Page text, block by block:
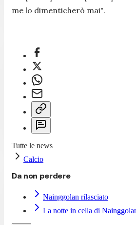
me lo dimenticherò mai".
Tutte le news
Calcio
Da non perdere
Nainggolan rilasciato
La notte in cella di